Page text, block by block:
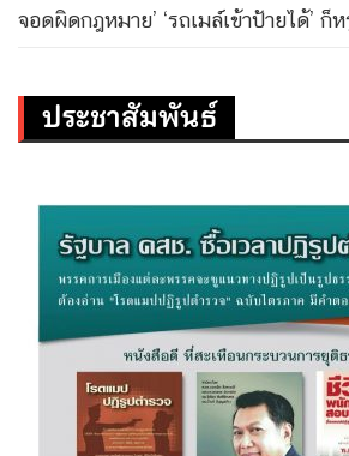
จอดผิดกฎหมาย’ ‘รถเมล์เข้าป้ายได้’ ก็
ประชาสัมพันธ์